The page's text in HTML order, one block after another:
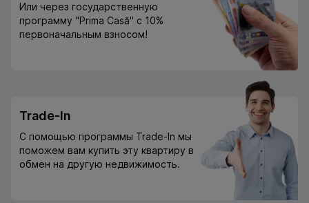
Или через государственную
программу "Prima Casă" с 10%
первоначальным взносом!
Trade-In
С помощью программы Trade-In мы
поможем вам купить эту квартиру в
обмен на другую недвижимость.